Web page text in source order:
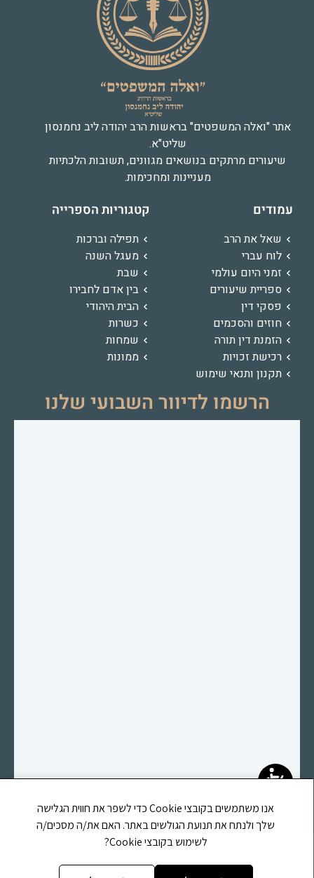
אתר "ואלה המשפטים" בראשות הרב יהודה ליב נחמנסון
שליט"א.
שיעורים מרתקים בנושאים מגוונים, תשובות הלכתיות
מעניינות ומחכימות.
עמודים
שאל את הרב
לוח עברי
זמני היום עולמי
ספריית שיעורים
פסקי דין
חוזים והסכמים
הזמנת דין תורה
רכישת זכויות
תקנון ותנאי שימוש
קטגוריות הספרייה
תפילה וברכות
מעגל השנה
שבת
בין אדם לחבירו
הבית היהודי
כשרות
שמחות
ממונות
הרשמו לדיוור השבועי שלנו
0584146159
אנו משתמשים בקובצי Cookie כדי לשפר את חווית הגלישה
שלך ולנתח את תנועת הגולשים באתר. האם את/ה מסכים/ה
לשימוש בקובצי Cookie?